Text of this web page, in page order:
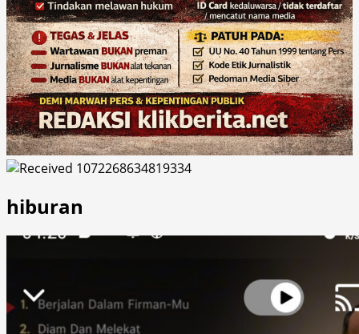
hiburan